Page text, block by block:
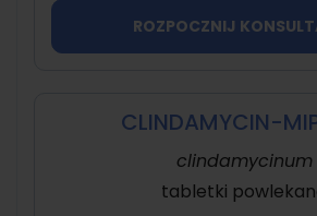
ROZPOCZNIJ
CLINDAMYCIN-
clindamycinum
tabletki